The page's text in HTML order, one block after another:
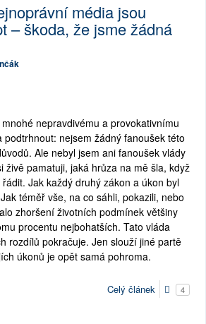
média jsou
– škoda, že jsme žádná
nepravdivému a provokativnímu
podtrhnout: nejsem žádný fanoušek této
Ale nebyl jsem ani fanoušek vlády
živě pamatuji, jaká hrůza na mě šla, když
Jak každý druhý zákon a úkon byl
téměř vše, na co sáhli, pokazili, nebo
zhoršení životních podmínek většiny
procentu nejbohatších. Tato vláda
rozdílů pokračuje. Jen slouží jiné partě
úkonů je opět samá pohroma.
Celý článek 4